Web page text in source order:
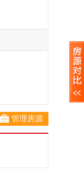
管理房源